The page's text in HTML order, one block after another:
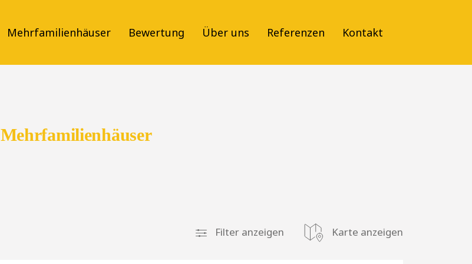
Mehrfamilienhäuser Bewertung Über uns Referenzen Kontakt
Mehrfamilienhäuser
Filter anzeigen Karte anzeigen